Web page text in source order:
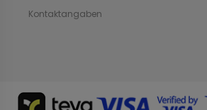
Kontaktangaben